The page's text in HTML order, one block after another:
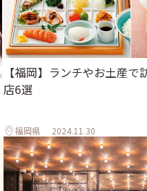
【福岡】ランチやお土産
店6選
福岡県 2024.11.30